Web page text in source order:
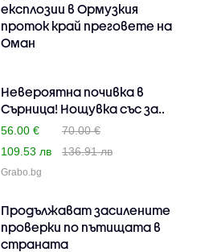
експлозии в Ормузкия
проток край преговете на
Оман
Невероятна почивка в
Сърница! Нощувка със за..
56.00 €
70.00 €
109.53 лв
136.91 лв
Grabo.bg
Продължават засилените
проверки по пътищата в
страната